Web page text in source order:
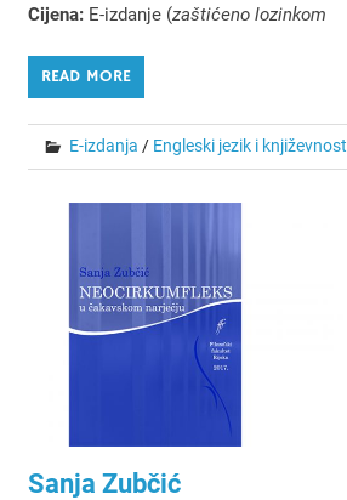
Cijena:E-izdanje (zaštićeno lozinkom
READ MORE
E-izdanja / Engleski jezik i književnost
Sanja Zubčić